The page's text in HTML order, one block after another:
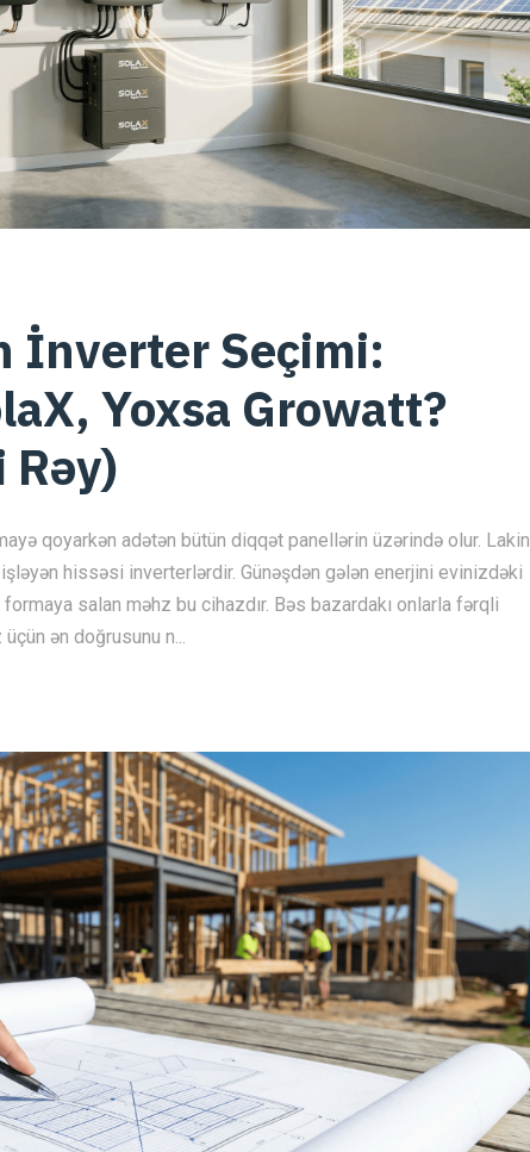
İnverter Seçimi:
Yoxsa Growatt?
qoyarkən adətən bütün diqqət panellərin üzərində olur. Lakin
hissəsi inverterlərdir. Günəşdən gələn enerjini evinizdəki
salan məhz bu cihazdır. Bəs bazardakı onlarla fərqli
ən doğrusunu n...